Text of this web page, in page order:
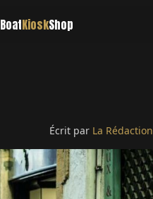
BoatKioskShop
Écrit par La Rédaction